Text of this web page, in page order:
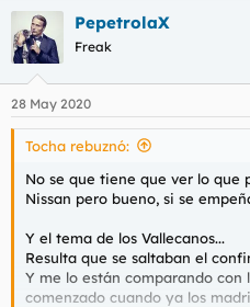
i
c
i
a
d
o
r
d
l
t
m
a
h
e
n
i
o
PepetrolaX
Freak
28 May 2020
Tocha rebuznó:
No se que tiene que ver lo que
Nissan pero bueno, si se
Y el tema de los Vallecanos...
Resulta que se saltaban el
Y me lo están comparando
comenzado cuando ya los